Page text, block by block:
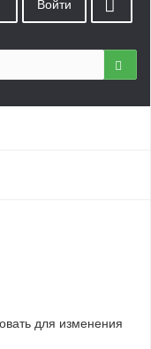
Войти
для изменения